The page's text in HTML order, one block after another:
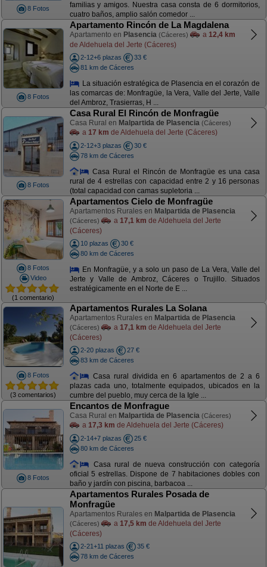
8 Fotos
familias y amigos. Nuestra casa consta de 6 dormitorios,
cuatro baños, amplio salón comedor ...
8 Fotos
Apartamento Rincón de La Magdalena
Apartamento en Plasencia (Cáceres) a 12,4 km
de Aldehuela del Jerte (Cáceres)
2-12+6 plazas
33 €
81 km de Cáceres
La situación estratégica de Plasencia en el corazón de
las comarcas de: Monfragüe, la Vera, Valle del Jerte, Valle
del Ambroz, Trasierras, H ...
8 Fotos
Casa Rural El Rincón de Monfragüe
Casa Rural en Malpartida de Plasencia (Cáceres)
a 17 km de Aldehuela del Jerte (Cáceres)
2-12+3 plazas
30 €
78 km de Cáceres
Casa Rural el Rincón de Monfragüe es una casa
rural de 4 estrellas con capacidad entre 2 y 16 personas
(total capacidad con camas supletoria ...
8 Fotos
Video
(1 comentario)
Apartamentos Cielo de Monfragüe
Apartamentos Rurales en Malpartida de Plasencia
(Cáceres) a 17,1 km de Aldehuela del Jerte
(Cáceres)
10 plazas
30 €
80 km de Cáceres
En Monfragüe, y a solo un paso de La Vera, Valle del
Jerte y Valle de Ambroz, Cáceres o Trujillo. Situados
estratégicamente en el Norte de E ...
8 Fotos
(3 comentarios)
Apartamentos Rurales La Solana
Apartamentos Rurales en Malpartida de Plasencia
(Cáceres) a 17,1 km de Aldehuela del Jerte
(Cáceres)
2-20 plazas
27 €
83 km de Cáceres
Casa rural dividida en 6 apartamentos de 2 a 6
plazas cada uno, totalmente equipados, ubicados en la
cumbre del pueblo, muy cerca de la Igle ...
8 Fotos
Encantos de Monfrague
Casa Rural en Malpartida de Plasencia (Cáceres)
a 17,3 km de Aldehuela del Jerte (Cáceres)
2-14+7 plazas
25 €
80 km de Cáceres
Casa rural de nueva construcción con categoría
oficial 5 estrellas. Dispone de 7 habitaciones dobles con
baño y jardín con piscina, barbacoa ...
Apartamentos Rurales Posada de
Monfragüe
Apartamentos Rurales en Malpartida de Plasencia
(Cáceres) a 17,5 km de Aldehuela del Jerte
(Cáceres)
2-21+11 plazas
35 €
78 km de Cáceres